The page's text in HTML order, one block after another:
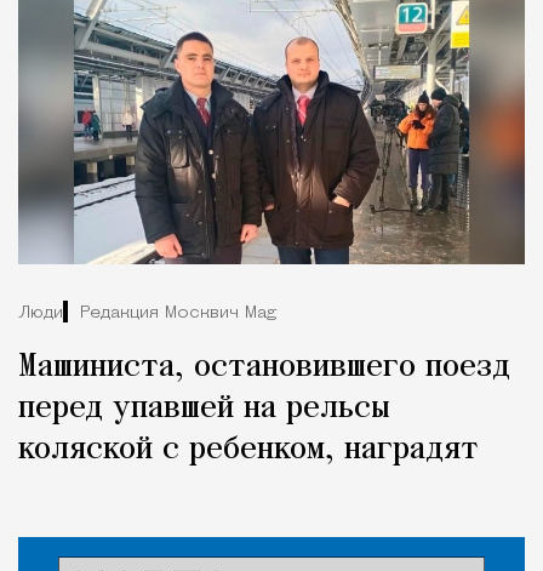
Люди Редакция Москвич Mag
Машиниста, остановившего поезд
перед упавшей на рельсы
коляской с ребенком, наградят